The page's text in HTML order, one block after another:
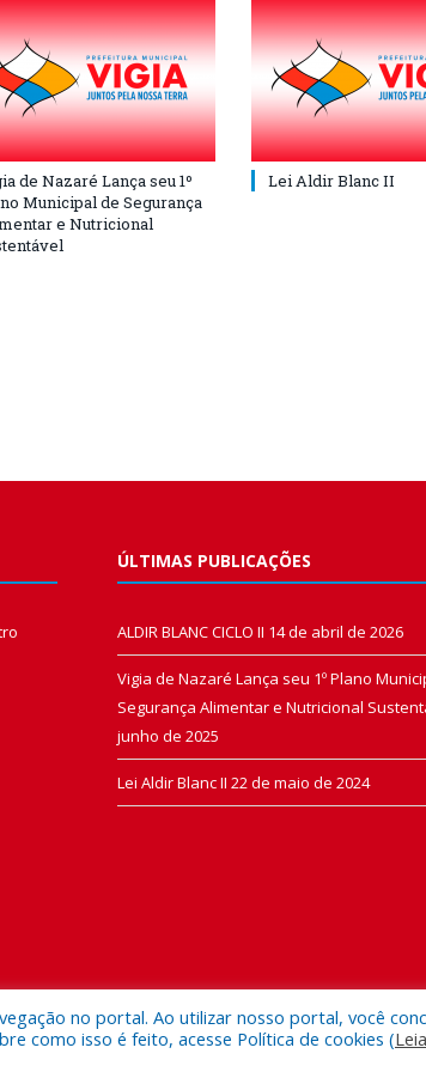
de Nazaré Lança seu 1º
Municipal de Segurança
e Nutricional
Lei Aldir Blanc II
ÚLTIMAS PUBLICAÇÕES
ALDIR BLANC CICLO II 14 de abril de 2026
Vigia de Nazaré Lança seu 1º Plano
Segurança Alimentar e Nutricional
junho de 2025
Lei Aldir Blanc II 22 de maio de 2024
de Vigia de Nazaré.
no portal. Ao utilizar nosso portal, você
como isso é feito, acesse Política de cookies (